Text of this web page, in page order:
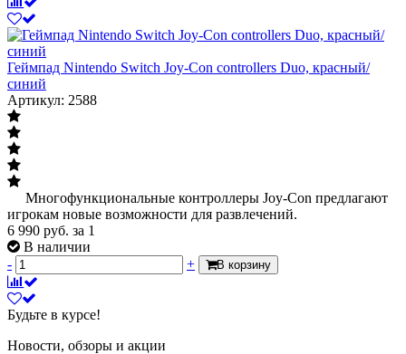
Геймпад Nintendo Switch Joy-Con controllers Duo, красный/
синий
Артикул: 2588
Многофункциональные контроллеры Joy-Con предлагают
игрокам новые возможности для развлечений.
6 990 руб. за 1
В наличии
-
+ В корзину
Будьте в курсе!
Новости, обзоры и акции